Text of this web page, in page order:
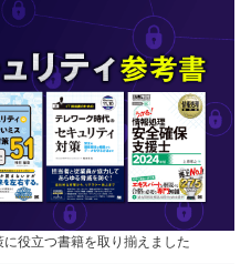
役立つ書籍を取り揃えました